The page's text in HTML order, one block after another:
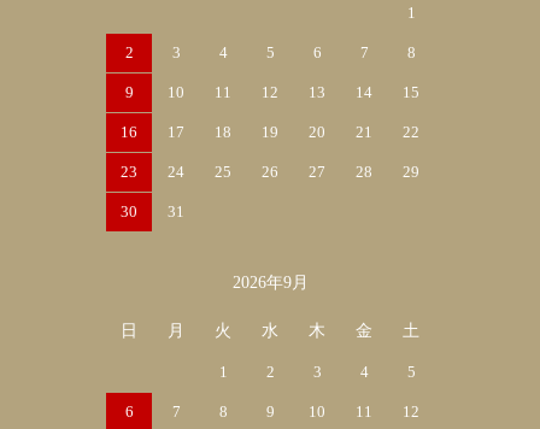
1
2 3 4 5 6 7 8
9 10 11 12 13 14 15
16 17 18 19 20 21 22
23 24 25 26 27 28 29
30 31
2026年9月
日 月 火 水 木 金 土
1 2 3 4 5
6 7 8 9 10 11 12